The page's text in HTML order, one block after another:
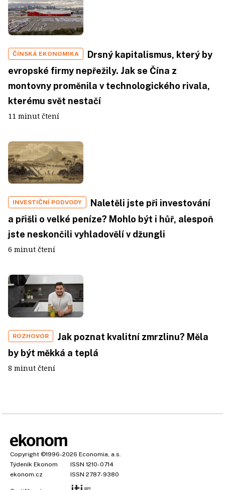
ČÍNSKÁ EKONOMIKA
Drsný kapitalismus, který by
evropské firmy nepřežily. Jak se Čína z
montovny proměnila v technologického rivala,
kterému svět nestačí
11 minut čtení
INVESTIČNÍ PODVODY
Naletěli jste při investování
a přišli o velké peníze? Mohlo být i hůř, alespoň
jste neskončili vyhladovělí v džungli
6 minut čtení
ROZHOVOR
Jak poznat kvalitní zmrzlinu? Měla
by být měkká a teplá
8 minut čtení
Copyright ©1996-2026 Economia, a.s.
Týdeník Ekonom
ISSN 1210-0714
ekonom.cz
ISSN 2787-9380